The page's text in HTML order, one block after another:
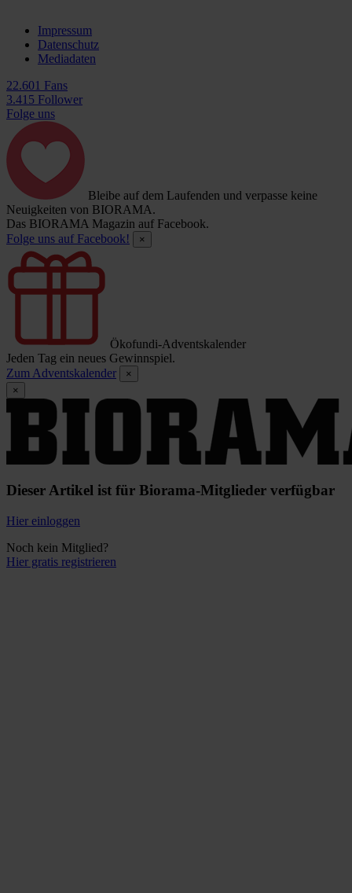
Impressum
Datenschutz
Mediadaten
22.601 Fans
3.415 Follower
Folge uns
Bleibe auf dem Laufenden und verpasse keine
Neuigkeiten von BIORAMA.
Das BIORAMA Magazin auf Facebook.
Folge uns auf Facebook!
×
Ökofundi-Adventskalender
Jeden Tag ein neues Gewinnspiel.
Zum Adventskalender
×
×
Dieser Artikel ist für Biorama-Mitglieder verfügbar
Hier einloggen
Noch kein Mitglied?
Hier gratis registrieren